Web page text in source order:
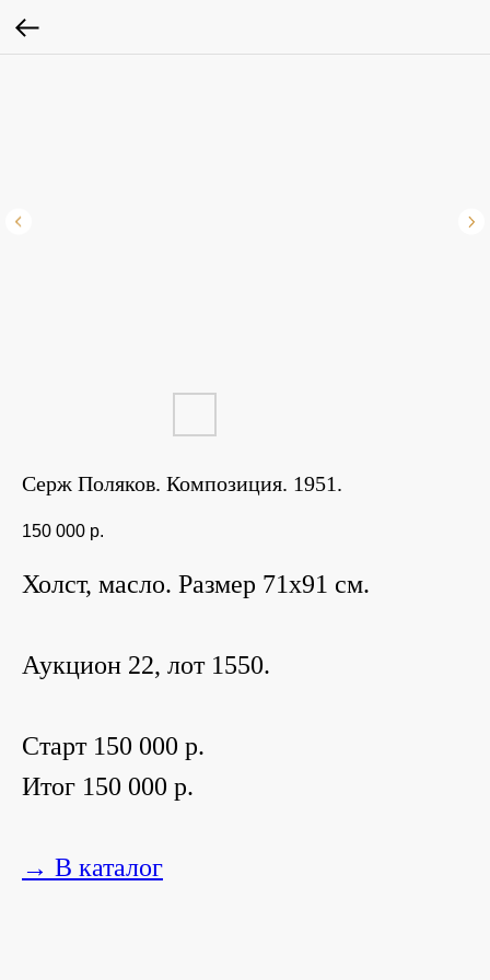
Серж Поляков. Композиция. 1951.
150 000 р.
Холст, масло. Размер 71х91 см.
Аукцион 22, лот 1550.
Старт 150 000 р.
Итог 150 000 р.
→ В каталог